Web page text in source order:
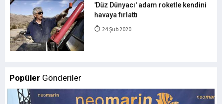
'Düz Dünyacı' adam roketle kendini
havaya fırlattı
24 Şub 2020
Popüler Gönderiler